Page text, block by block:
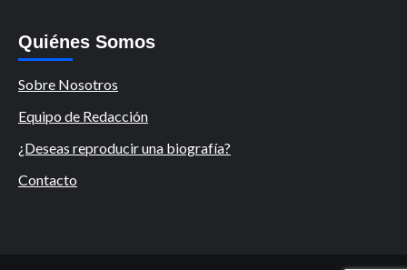
Quiénes Somos
Sobre Nosotros
Equipo de Redacción
¿Deseas reproducir una biografía?
Contacto